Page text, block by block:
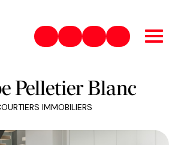
450-831-8484Royal LePage
Pelletier Blanc
IMMOBILIERS